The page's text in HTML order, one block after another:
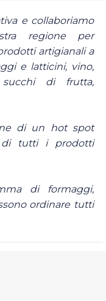
e collaboriamo
regione per
artigianali a
e latticini, vino,
succhi di frutta,
di un hot spot
di tutti i prodotti
di formaggi,
ordinare tutti